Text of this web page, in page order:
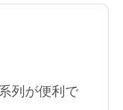
列が便利で